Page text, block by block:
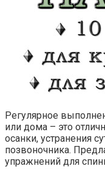
Регулярное
или дома – это
осанки, устранения
позвоночника.
упражнений для